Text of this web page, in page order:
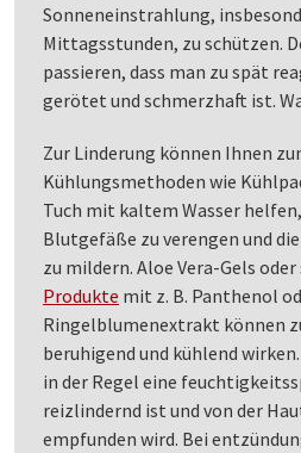
Sonneneinstrahlung,
Mittagsstunden, zu schützen.
passieren, dass man zu spät
gerötet und schmerzhaft ist.
Zur Linderung können Ihnen
Kühlungsmethoden wie
Tuch mit kaltem Wasser
Blutgefäße zu verengen und
zu mildern. Aloe Vera-Gels
Produkte mit z. B. Panthenol
Ringelblumenextrakt können
beruhigend und kühlend
in der Regel eine
reizlindernd ist und von der
empfunden wird. Bei